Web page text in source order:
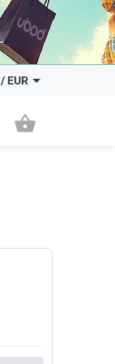
/ EUR
shopping_basket